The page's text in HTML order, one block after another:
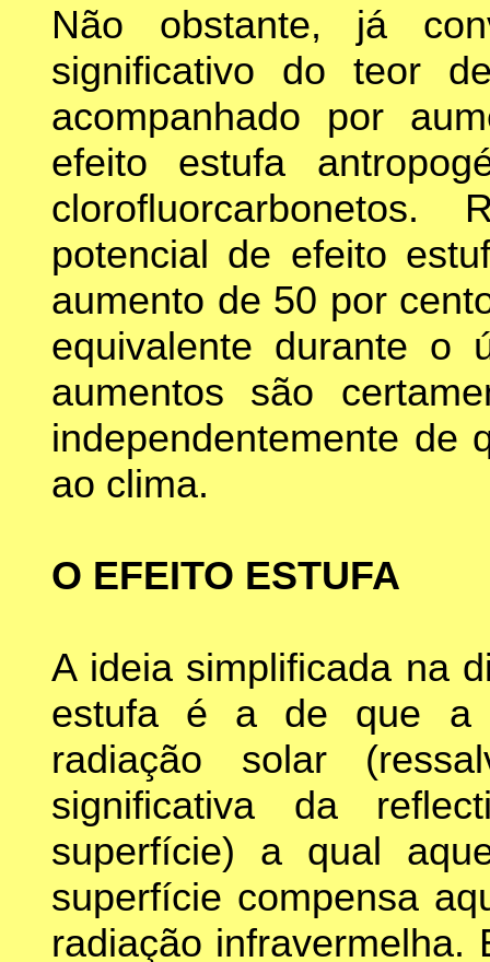
Não obstante, já
significativo do teor
acompanhado por
efeito estufa
potencial de efeito
aumento de 50 por
equivalente durante o
aumentos são
independentemente de
ao clima.
O EFEITO ESTUFA
A ideia simplificada na
estufa é a de que a
radiação solar
significativa da
superfície) a qual
superfície compensa
radiação infravermelha.